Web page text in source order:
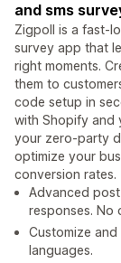
and sms
Zigpoll is a fast-
survey app that
right moments.
them to
code setup in
with Shopify and
your zero-party
optimize your
conversion rates.
Advanced
responses. No
Customize
languages.